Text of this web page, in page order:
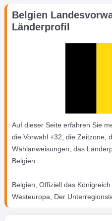
Belgien
Länderprofil
Auf dieser Seite erfahren Sie
die Vorwahl +32, die Zeitzone,
Wählanweisungen, das
Belgien
Belgien, Offiziell das
Westeuropa, Der